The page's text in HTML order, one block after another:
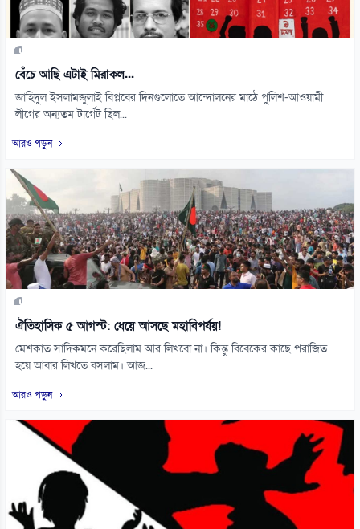
বেঁচে আছি এটাই মিরাকল...
জাহিদুল ইসলামজুলাই বিপ্লবের দিনগুলোতে আন্দোলনের মাঠে পুলিশ-আওয়ামী
লীগের অন্যতম টার্গেট ছিল...
আরও পড়ুন
ঐতিহাসিক ৫ আগস্ট: ধেয়ে আসছে মহাবিপর্যয়!
মেশকাত সাদিকমনে করেছিলাম আর লিখবো না। কিন্তু বিবেকের কাছে পরাজিত
হয়ে আবার লিখতে বসলাম। আজ...
আরও পড়ুন